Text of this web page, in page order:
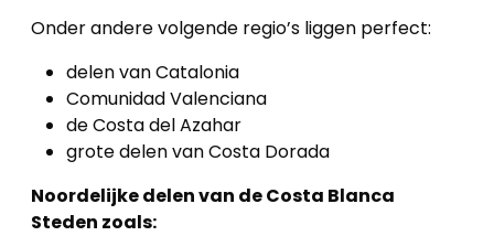
Cookies
Onder andere volgende regio’s liggen perfect:
delen van Catalonia
Comunidad Valenciana
de Costa del Azahar
grote delen van Costa Dorada
Noordelijke delen van de Costa Blanca
Steden zoals: